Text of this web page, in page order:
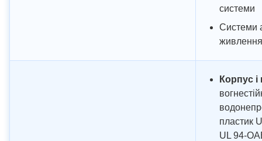
системи
Системи
живлення
Корпус
пластик
UL 94-